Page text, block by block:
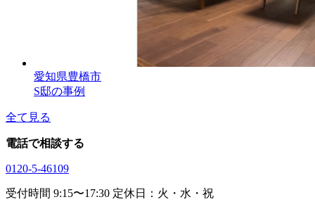
愛知県豊橋市
S邸の事例
全て見る
電話で相談する
0120-5-46109
受付時間 9:15〜17:30 定休日：火・水・祝